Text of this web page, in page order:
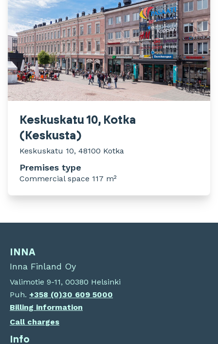
Keskuskatu 10, Kotka
(Keskusta)
Keskuskatu 10, 48100 Kotka
Premises type
Commercial space 117 m²
INNA
Inna Finland Oy
Valimotie 9-11, 00380 Helsinki
Puh. +358 (0)30 609 5000
Billing information
Call charges
Info